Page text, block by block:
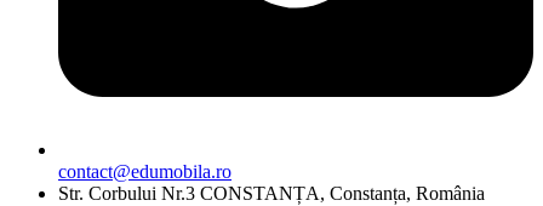
contact@edumobila.ro
Str. Corbului Nr.3 CONSTANȚA, Constanța, România